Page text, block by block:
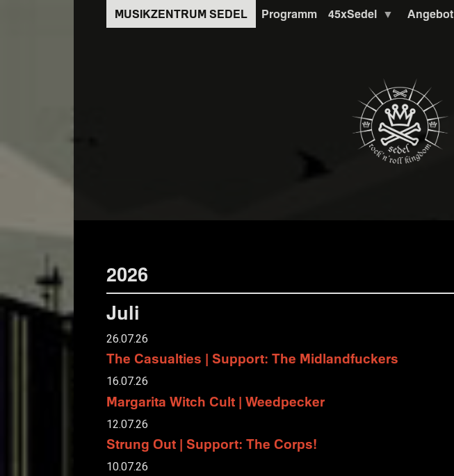
Programm 45xSedel Angebot
2026
Juli
26.07.26
The Casualties | Support: The Midlandfuckers
16.07.26
Margarita Witch Cult | Weedpecker
12.07.26
Strung Out | Support: The Corps!
10.07.26